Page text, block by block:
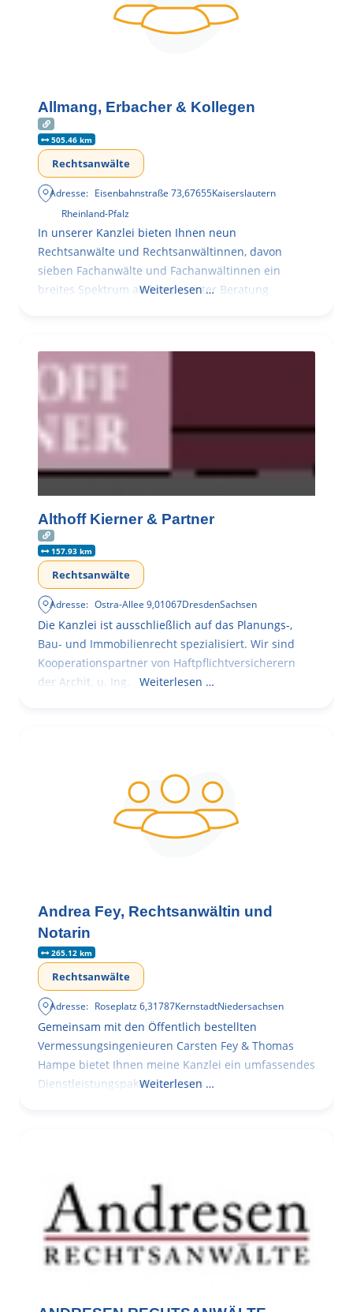
Allmang, Erbacher & Kollegen
505.46 km
Rechtsanwälte
Adresse: Eisenbahnstraße 73,67655Kaiserslautern
Rheinland-Pfalz
In unserer Kanzlei bieten Ihnen neun
Rechtsanwälte und Rechtsanwältinnen, davon
sieben Fachanwälte und Fachanwältinnen ein
breites Spektrum an kompetenter Beratung
Weiterlesen …
Althoff Kierner & Partner
157.93 km
Rechtsanwälte
Adresse: Ostra-Allee 9,01067DresdenSachsen
Die Kanzlei ist ausschließlich auf das Planungs-,
Bau- und Immobilienrecht spezialisiert. Wir sind
Kooperationspartner von Haftpflichtversicherern
der Archit. u. Ing.
Weiterlesen …
Andrea Fey, Rechtsanwältin und
Notarin
265.12 km
Rechtsanwälte
Adresse: Roseplatz 6,31787KernstadtNiedersachsen
Gemeinsam mit den Öffentlich bestellten
Vermessungsingenieuren Carsten Fey & Thomas
Hampe bietet Ihnen meine Kanzlei ein umfassendes
Dienstleistungspaket rund ums
Weiterlesen …